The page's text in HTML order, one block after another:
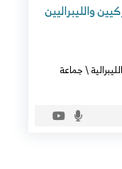
والليبراليين
\جماعة